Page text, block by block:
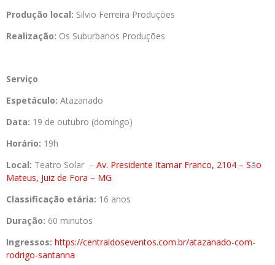
Produção local: Silvio Ferreira Produções
Realização: Os Suburbanos Produções
Serviço
Espetáculo: Atazanado
Data: 19 de outubro (domingo)
Horário: 19h
Local: Teatro Solar – Av. Presidente Itamar Franco, 2104 – São
Mateus, Juiz de Fora – MG
Classificação etária: 16 anos
Duração: 60 minutos
Ingressos: https://centraldoseventos.com.br/atazanado-com-
rodrigo-santanna